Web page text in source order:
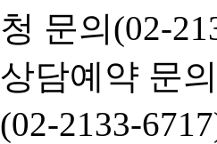
문의(02-
담예약 문
2133-